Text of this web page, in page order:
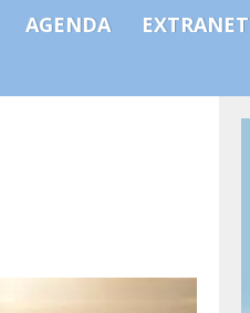
AGENDA EXTRANET